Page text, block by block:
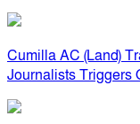
Cumilla AC (Land)
Journalists Triggers